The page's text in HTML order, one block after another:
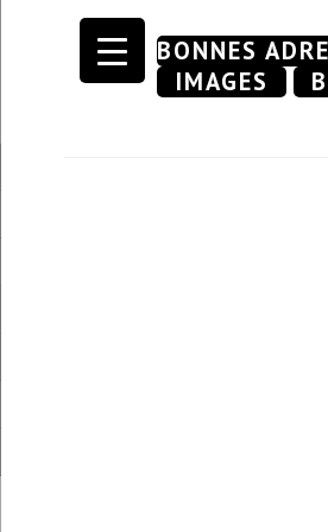
Skip
BONNES
IMAGES